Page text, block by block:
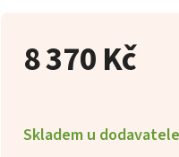
8 370 Kč
Skladem u dodavatele